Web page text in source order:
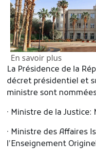
En savoir plussur
La Présidence de la
décret présidentiel et
ministre sont
· Ministre de la
· Ministre des Affaires
l’Enseignement